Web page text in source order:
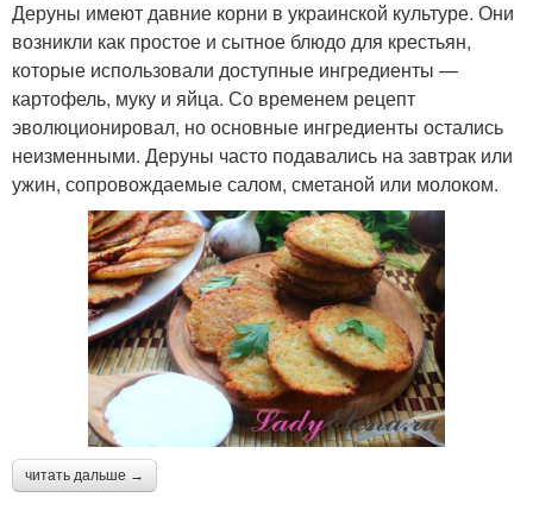
Деруны имеют давние корни в украинской культуре. Они
возникли как простое и сытное блюдо для крестьян,
которые использовали доступные ингредиенты —
картофель, муку и яйца. Со временем рецепт
эволюционировал, но основные ингредиенты остались
неизменными. Деруны часто подавались на завтрак или
ужин, сопровождаемые салом, сметаной или молоком.
читать дальше →